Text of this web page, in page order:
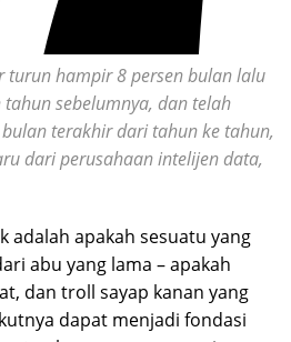
turun hampir 8 persen bulan lalu
sebelumnya, dan telah
terakhir dari tahun ke tahun,
dari perusahaan intelijen data,
adalah apakah sesuatu yang
abu yang lama – apakah
dan troll sayap kanan yang
dapat menjadi fondasi